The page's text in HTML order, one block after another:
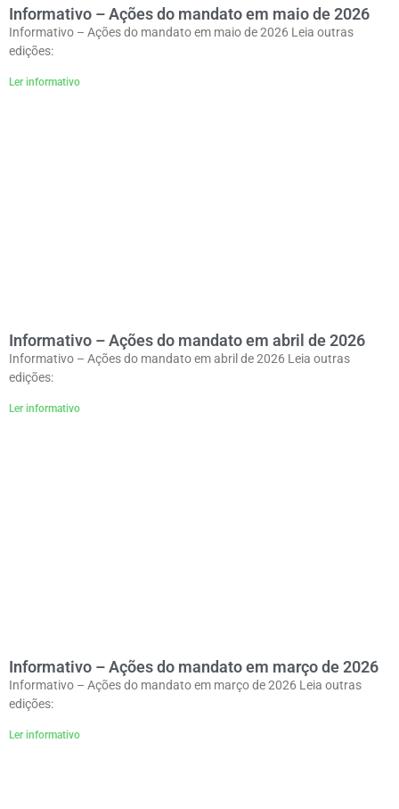
Informativo – Ações do mandato em maio de 2026
Informativo – Ações do mandato em maio de 2026 Leia outras
edições:
Ler informativo
Informativo – Ações do mandato em abril de 2026
Informativo – Ações do mandato em abril de 2026 Leia outras
edições:
Ler informativo
Informativo – Ações do mandato em março de 2026
Informativo – Ações do mandato em março de 2026 Leia outras
edições:
Ler informativo